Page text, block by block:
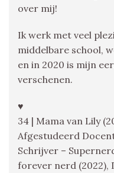
over mij!
Ik werk met veel
middelbare school,
en in 2020 is mijn
verschenen.
♥
34 | Mama van Lily
Afgestudeerd
Schrijver –
forever nerd (2022),